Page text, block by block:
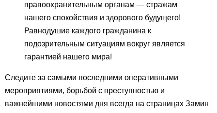
правоохранительным органам — стражам
нашего спокойствия и здорового будущего!
Равнодушие каждого гражданина к
подозрительным ситуациям вокруг является
гарантией нашего мира!
Следите за самыми последними оперативными
мероприятиями, борьбой с преступностью и
важнейшими новостями дня всегда на страницах Замин